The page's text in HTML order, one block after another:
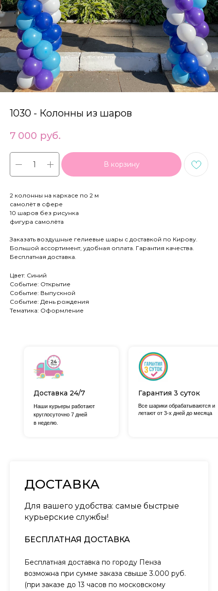
1030 - Колонны из шаров
7 000 руб.
В корзину
2 колонны на каркасе по 2 м
самолёт в сфере
10 шаров без рисунка
фигура самолёта
Заказать воздушные гелиевые шары с доставкой по Кирову.
Большой ассортимент, удобная оплата. Гарантия качества.
Бесплатная доставка.
Цвет: Синий
Событие: Открытие
Событие: Выпускной
Событие: День рождения
Тематика: Оформление
Доставка 24/7
Все шарики обрабатываются и
летают от 3-х дней до месяца
Наши курьеры работают
круглосуточно 7 дней
в неделю.
Гарантия 3 суток
ДОСТАВКА
Для вашего удобства: самые быстрые
курьерские службы!
БЕСПЛАТНАЯ ДОСТАВКА
Бесплатная доставка по городу Пенза
возможна при сумме заказа свыше 3.000 руб.
(при заказе до 13 часов по московскому